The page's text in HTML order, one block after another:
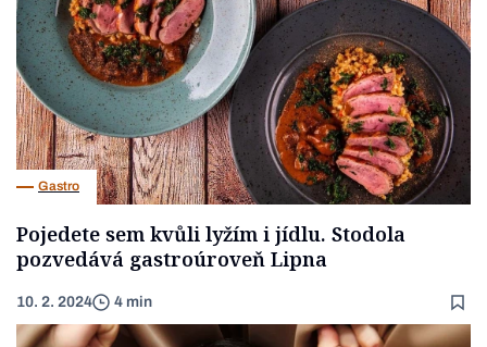
Gastro
Pojedete sem kvůli lyžím i jídlu. Stodola
pozvedává gastroúroveň Lipna
10. 2. 2024 4 min